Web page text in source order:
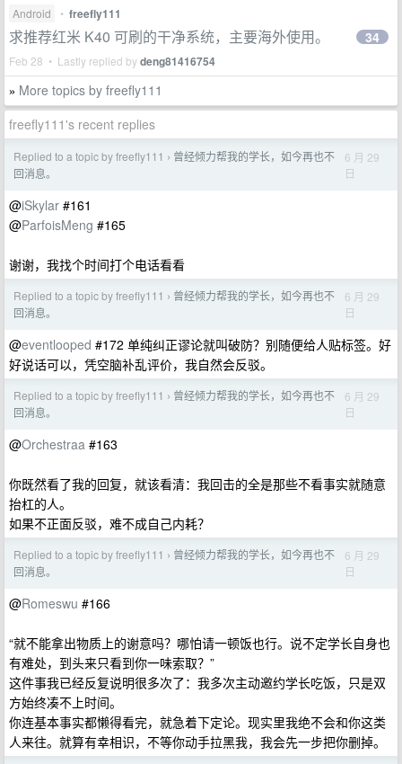
Android • freefly111
求推荐红米 K40 可刷的干净系统，主要海外使用。
Feb 28 • Lastly replied bydeng81416754
34
» More topics by freefly111
freefly111's recent replies
Replied to a topic by freefly111 › 曾经倾力帮我的学长，如今再也不
回消息。
6 月 29
日
@iSkylar #161
@ParfoisMeng #165
谢谢，我找个时间打个电话看看
Replied to a topic by freefly111 › 曾经倾力帮我的学长，如今再也不
回消息。
6 月 29
日
@eventlooped #172 单纯纠正谬论就叫破防？别随便给人贴标签。好
好说话可以，凭空脑补乱评价，我自然会反驳。
Replied to a topic by freefly111 › 曾经倾力帮我的学长，如今再也不
回消息。
6 月 29
日
@Orchestraa #163
你既然看了我的回复，就该看清：我回击的全是那些不看事实就随意
抬杠的人。
如果不正面反驳，难不成自己内耗？
Replied to a topic by freefly111 › 曾经倾力帮我的学长，如今再也不
回消息。
6 月 29
日
@Romeswu #166
“就不能拿出物质上的谢意吗？哪怕请一顿饭也行。说不定学长自身也
有难处，到头来只看到你一味索取？”
这件事我已经反复说明很多次了：我多次主动邀约学长吃饭，只是双
方始终凑不上时间。
你连基本事实都懒得看完，就急着下定论。现实里我绝不会和你这类
人来往。就算有幸相识，不等你动手拉黑我，我会先一步把你删掉。